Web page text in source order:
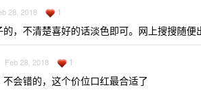
28, 2018 1
，不清楚喜好的话淡色即可。网上搜搜随便
Feb 28, 2018 1
不会错的，这个价位口红最合适了